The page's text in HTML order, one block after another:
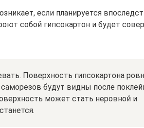
если планируется
собой гипсокартон и будет
Поверхность гипсокартона
будут видны после
может стать неровной и